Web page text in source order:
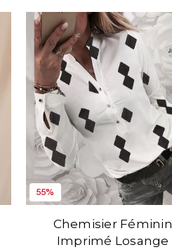
55%
Chemisier Féminin
Imprimé Losange